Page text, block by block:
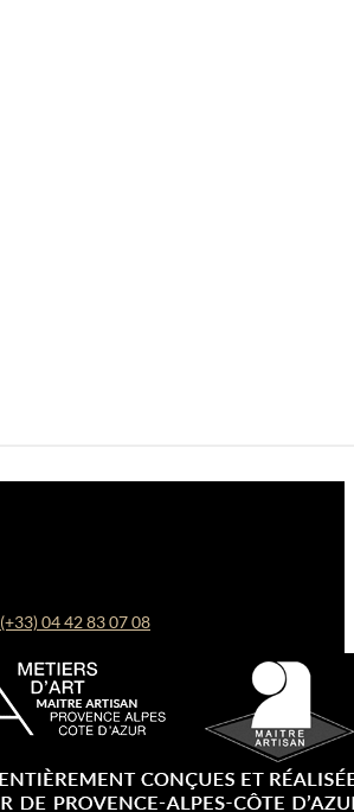
(+33) 04 42 83 07 08